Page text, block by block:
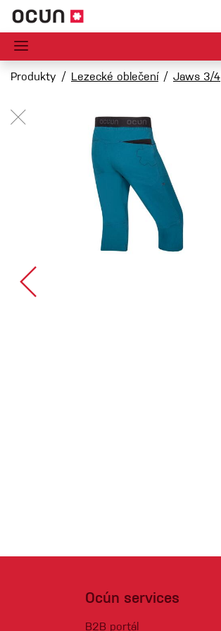
Produkty Lezecké oblečení Jaws 3/4
Ocún services
B2B portál